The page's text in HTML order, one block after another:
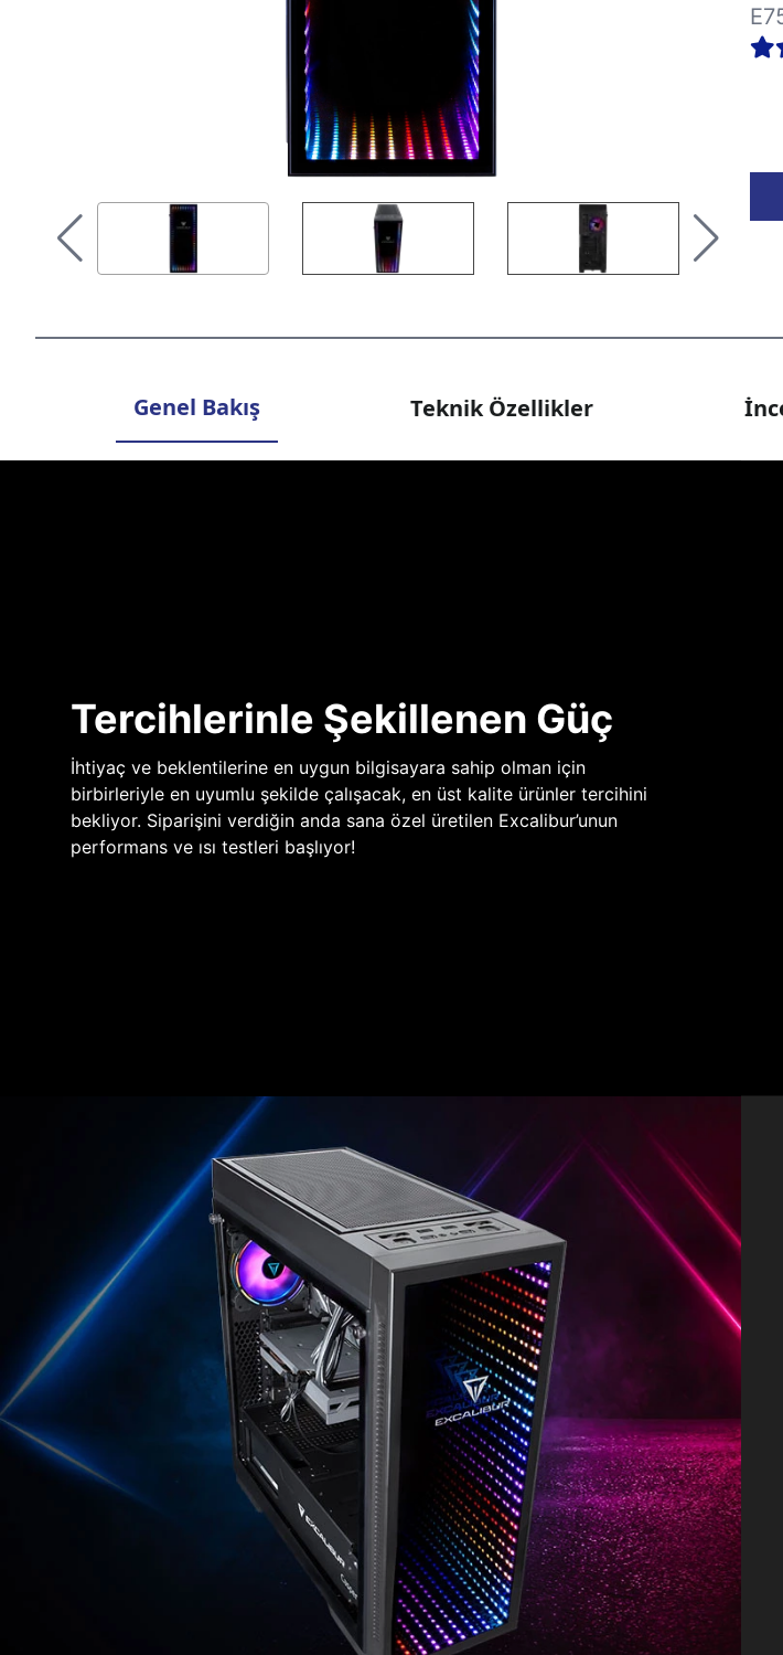
Genel Bakış Teknik Özellikler
Tercihlerinle Şekillenen Güç
İhtiyaç ve beklentilerine en uygun bilgisayara sahip olman için
birbirleriyle en uyumlu şekilde çalışacak, en üst kalite ürünler tercihini
bekliyor. Siparişini verdiğin anda sana özel üretilen Excalibur’unun
performans ve ısı testleri başlıyor!